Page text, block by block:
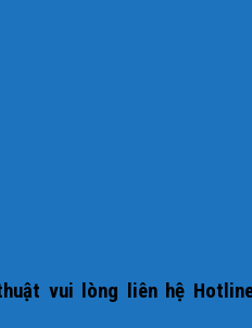
vui lòng liên hệ